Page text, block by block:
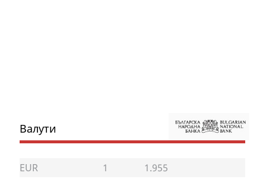
Валути
EUR 1
1.955